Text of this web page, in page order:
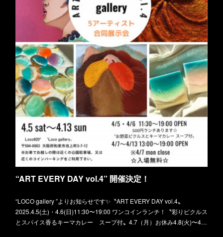
“ART EVERY DAY vol.4” 開催決定！
“LOCO gallery ”よりお知らせです✨〝ART EVERY DAY vol.4〟
2025.4.5(土)・4.6(日)11:30〜19:00 ワンコインランチ！〝彩りピクルス
とスパイス香るキーマカレー スープ付〟4.7（月）お休み4.8(火)〜4…